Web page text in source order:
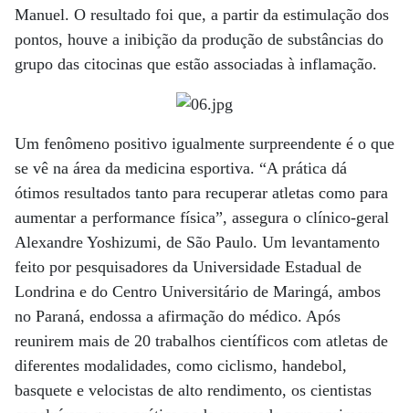
Manuel. O resultado foi que, a partir da estimulação dos
pontos, houve a inibição da produção de substâncias do
grupo das citocinas que estão associadas à inflamação.
Um fenômeno positivo igualmente surpreendente é o que
se vê na área da medicina esportiva. “A prática dá
ótimos resultados tanto para recuperar atletas como para
aumentar a performance física”, assegura o clínico-geral
Alexandre Yoshizumi, de São Paulo. Um levantamento
feito por pesquisadores da Universidade Estadual de
Londrina e do Centro Universitário de Maringá, ambos
no Paraná, endossa a afirmação do médico. Após
reunirem mais de 20 trabalhos científicos com atletas de
diferentes modalidades, como ciclismo, handebol,
basquete e velocistas de alto rendimento, os cientistas